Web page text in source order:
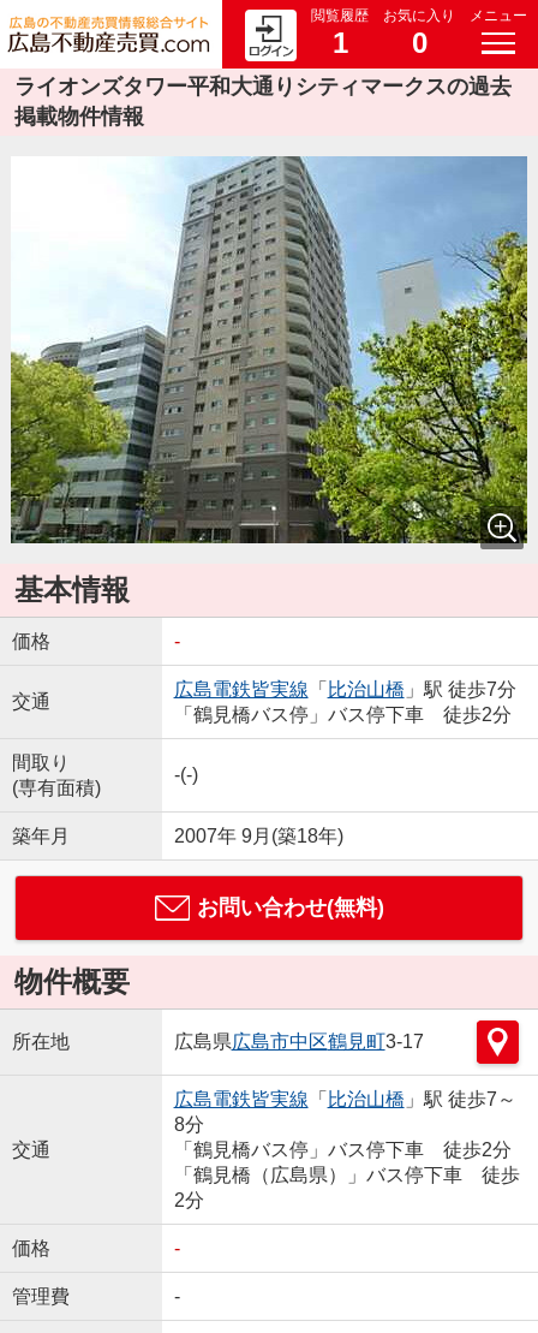
閲覧履歴
1
お気に入り
0
メニュー
ライオンズタワー平和大通りシティマークスの過去
掲載物件情報
基本情報
価格 -
交通
広島電鉄皆実線 「 比治山橋 」駅 徒歩7分
「鶴見橋バス停」バス停下車 徒歩2分
間取り
(専有面積)
-(-)
築年月 2007年 9月(築18年)
お問い合わせ(無料)
物件概要
所在地 広島県広島市中区鶴見町3-17
交通
広島電鉄皆実線 「 比治山橋 」駅 徒歩7～
8分
「鶴見橋バス停」バス停下車 徒歩2分
「鶴見橋（広島県）」バス停下車 徒歩
2分
価格 -
管理費 -